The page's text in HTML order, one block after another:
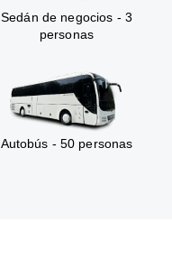
Sedán de negocios - 3
personas
Autobús - 50 personas